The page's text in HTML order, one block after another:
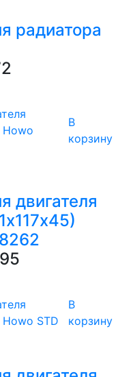
радиатора
В
корзину
двигателя
В
корзину